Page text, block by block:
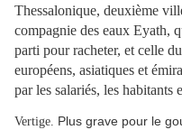
Thessalonique, deuxième
compagnie des eaux Eyath,
parti pour racheter, et celle
européens, asiatiques et
par les salariés, les habitants
Vertige. Plus grave pour le